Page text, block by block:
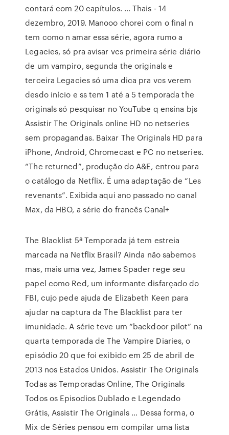
contará com 20 capítulos. … Thais - 14
dezembro, 2019. Manooo chorei com o final n
tem como n amar essa série, agora rumo a
Legacies, só pra avisar vcs primeira série diário
de um vampiro, segunda the originals e
terceira Legacies só uma dica pra vcs verem
desdo início e ss tem 1 até a 5 temporada the
originals só pesquisar no YouTube q ensina bjs
Assistir The Originals online HD no netseries
sem propagandas. Baixar The Originals HD para
iPhone, Android, Chromecast e PC no netseries.
“The returned”, produção do A&E, entrou para
o catálogo da Netflix. É uma adaptação de “Les
revenants”. Exibida aqui ano passado no canal
Max, da HBO, a série do francês Canal+
The Blacklist 5ª Temporada já tem estreia
marcada na Netflix Brasil? Ainda não sabemos
mas, mais uma vez, James Spader rege seu
papel como Red, um informante disfarçado do
FBI, cujo pede ajuda de Elizabeth Keen para
ajudar na captura da The Blacklist para ter
imunidade. A série teve um “backdoor pilot” na
quarta temporada de The Vampire Diaries, o
episódio 20 que foi exibido em 25 de abril de
2013 nos Estados Unidos. Assistir The Originals
Todas as Temporadas Online, The Originals
Todos os Episodios Dublado e Legendado
Grátis, Assistir The Originals … Dessa forma, o
Mix de Séries pensou em compilar uma lista